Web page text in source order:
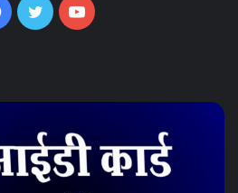
Facebook
TwitterYouTube